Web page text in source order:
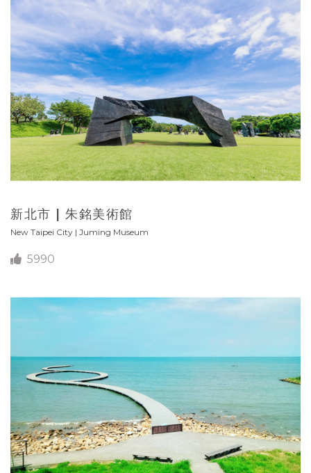
新北市 | 朱銘美術館
New Taipei City | Juming Museum
5990